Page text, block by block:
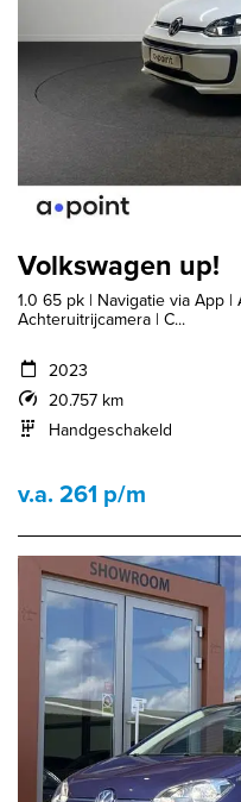
Volkswagen up!
1.0 65 pk | Navigatie via App
Achteruitrijcamera | C...
2023
20.757 km
Handgeschakeld
v.a. 261 p/m